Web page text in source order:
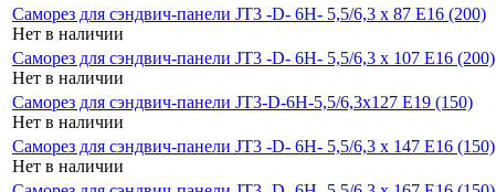
Саморез для сэндвич-панели JT3 -D- 6H- 5,5/6,3 x 87 E16 (200)
Нет в наличии
Саморез для сэндвич-панели JT3 -D- 6H- 5,5/6,3 x 107 E16 (200)
Нет в наличии
Саморез для сэндвич-панели JT3-D-6H-5,5/6,3x127 E19 (150)
Нет в наличии
Саморез для сэндвич-панели JT3 -D- 6H- 5,5/6,3 x 147 E16 (150)
Нет в наличии